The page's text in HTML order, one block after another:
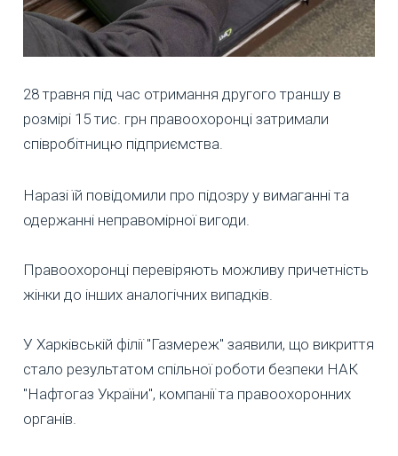
28 травня під час отримання другого траншу в
розмірі 15 тис. грн правоохоронці затримали
співробітницю підприємства.
Наразі їй повідомили про підозру у вимаганні та
одержанні неправомірної вигоди.
Правоохоронці перевіряють можливу причетність
жінки до інших аналогічних випадків.
У Харківській філії "Газмереж" заявили, що викриття
стало результатом спільної роботи безпеки НАК
"Нафтогаз України", компанії та правоохоронних
органів.